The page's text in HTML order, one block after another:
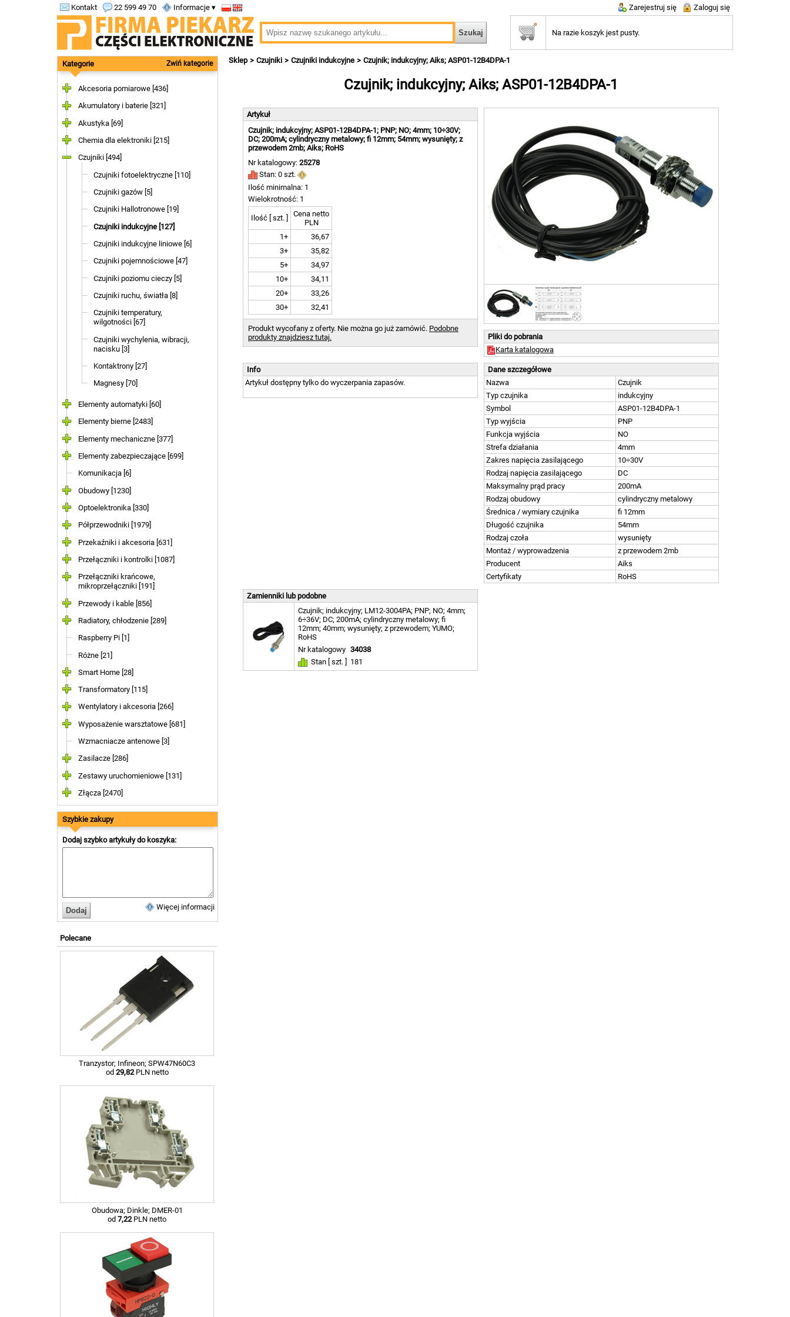
Kontakt 22 599 49 70 Informacje ▾ Zarejestruj się Zaloguj się
Na razie koszyk jest pusty.
Kategorie Zwiń kategorie
Akcesoria pomiarowe [436]
Akumulatory i baterie [321]
Akustyka [69]
Chemia dla elektroniki [215]
Czujniki [494]
Czujniki fotoelektryczne [110]
Czujniki gazów [5]
Czujniki Hallotronowe [19]
Czujniki indukcyjne [127]
Czujniki indukcyjne liniowe [6]
Czujniki pojemnościowe [47]
Czujniki poziomu cieczy [5]
Czujniki ruchu, światła [8]
Czujniki temperatury,
wilgotności [67]
Czujniki wychylenia, wibracji,
nacisku [3]
Kontaktrony [27]
Magnesy [70]
Elementy automatyki [60]
Elementy bierne [2483]
Elementy mechaniczne [377]
Elementy zabezpieczające [699]
Komunikacja [6]
Obudowy [1230]
Optoelektronika [330]
Półprzewodniki [1979]
Przekaźniki i akcesoria [631]
Przełączniki i kontrolki [1087]
Przełączniki krańcowe,
mikroprzełączniki [191]
Przewody i kable [856]
Radiatory, chłodzenie [289]
Raspberry Pi [1]
Różne [21]
Smart Home [28]
Transformatory [115]
Wentylatory i akcesoria [266]
Wyposażenie warsztatowe [681]
Wzmacniacze antenowe [3]
Zasilacze [286]
Zestawy uruchomieniowe [131]
Złącza [2470]
Szybkie zakupy
Dodaj szybko artykuły do koszyka:
Więcej informacji
Polecane
Tranzystor; Infineon; SPW47N60C3
od 29,82PLN netto
Obudowa; Dinkle; DMER-01
od 7,22PLN netto
Sklep Czujniki Czujniki indukcyjne Czujnik; indukcyjny; Aiks; ASP01-12B4DPA-1
Czujnik; indukcyjny; Aiks; ASP01-12B4DPA-1
Pliki do pobrania
Karta katalogowa
Artykuł
Czujnik; indukcyjny; ASP01-12B4DPA-1; PNP; NO; 4mm; 10÷30V;
DC; 200mA; cylindryczny metalowy; fi 12mm; 54mm; wysunięty; z
przewodem 2mb; Aiks; RoHS
Nr katalogowy: 25278
Stan: 0 szt.
Ilość minimalna: 1
Wielokrotność: 1
Ilość [ szt. ]
Cena netto
PLN
1+
36,67
3+
35,82
5+
34,97
10+
34,11
20+
33,26
30+
32,41
Produkt wycofany z oferty. Nie można go już zamówić. Podobne
produkty znajdziesz tutaj.
Info
Artykuł dostępny tylko do wyczerpania zapasów.
Dane szczegółowe
Nazwa
Czujnik
Typ czujnika
indukcyjny
Symbol
ASP01-12B4DPA-1
Typ wyjścia
PNP
Funkcja wyjścia
NO
Strefa działania
4mm
Zakres napięcia zasilającego
10÷30V
Rodzaj napięcia zasilającego
DC
Maksymalny prąd pracy
200mA
Rodzaj obudowy
cylindryczny metalowy
Średnica / wymiary czujnika
fi 12mm
Długość czujnika
54mm
Rodzaj czoła
wysunięty
Montaż / wyprowadzenia
z przewodem 2mb
Producent
Aiks
Certyfikaty
RoHS
Zamienniki lub podobne
Czujnik; indukcyjny; LM12-3004PA; PNP; NO; 4mm;
6÷36V; DC; 200mA; cylindryczny metalowy; fi
12mm; 40mm; wysunięty; z przewodem; YUMO;
RoHS
Nr katalogowy 34038
Stan [ szt. ]
181